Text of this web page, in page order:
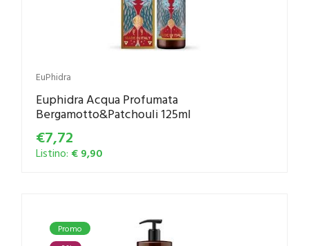
EuPhidra
Euphidra Acqua Profumata
Bergamotto&Patchouli 125ml
€7,72
Listino: € 9,90
Promo